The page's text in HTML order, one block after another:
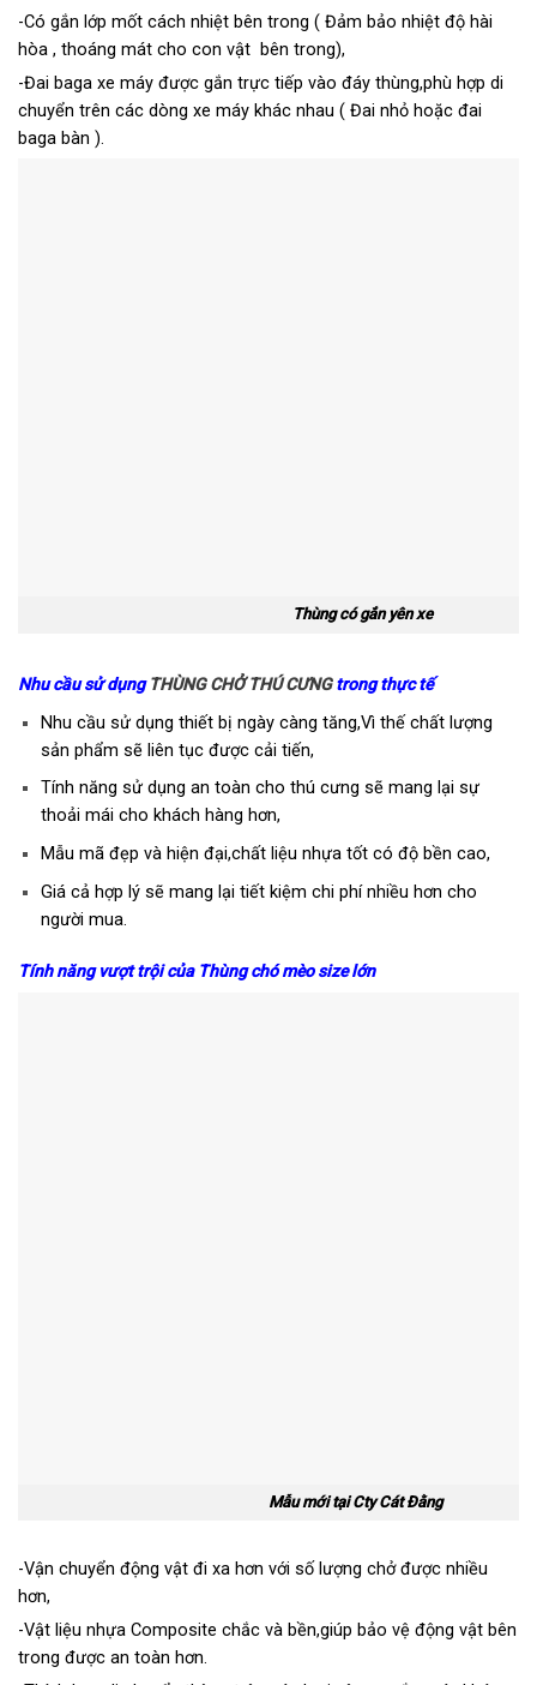
-Có gắn lớp mốt cách nhiệt bên trong ( Đảm bảo nhiệt độ hài
hòa , thoáng mát cho con vật bên trong),
-Đai baga xe máy được gắn trực tiếp vào đáy thùng,phù hợp di
chuyển trên các dòng xe máy khác nhau ( Đai nhỏ hoặc đai
baga bàn ).
Thùng có gắn yên xe
Nhu cầu sử dụngTHÙNG CHỞ THÚ CƯNGtrong thực tế
Nhu cầu sử dụng thiết bị ngày càng tăng,Vì thế chất lượng
sản phẩm sẽ liên tục được cải tiến,
Tính năng sử dụng an toàn cho thú cưng sẽ mang lại sự
thoải mái cho khách hàng hơn,
Mẫu mã đẹp và hiện đại,chất liệu nhựa tốt có độ bền cao,
Giá cả hợp lý sẽ mang lại tiết kiệm chi phí nhiều hơn cho
người mua.
Tính năng vượt trội của Thùng chó mèo size lớn
Mẫu mới tại Cty Cát Đằng
-Vận chuyển động vật đi xa hơn với số lượng chở được nhiều
hơn,
-Vật liệu nhựa Composite chắc và bền,giúp bảo vệ động vật bên
trong được an toàn hơn.